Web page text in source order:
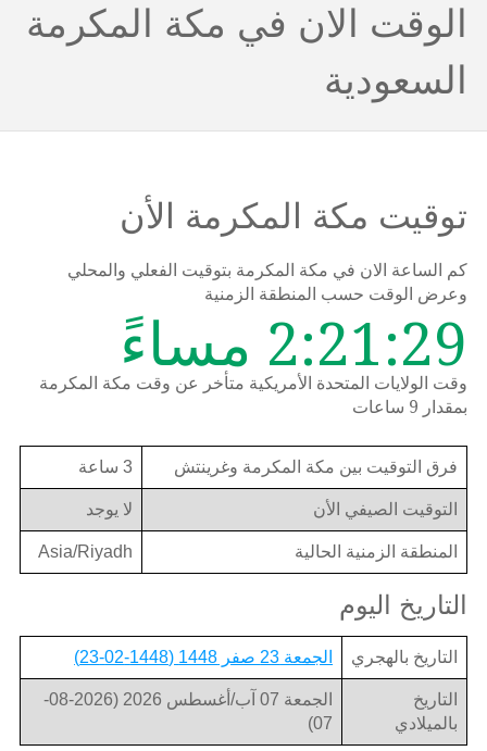
الوقت الان في مكة المكرمة
السعودية
توقيت مكة المكرمة الأن
كم الساعة الان في مكة المكرمة بتوقيت الفعلي والمحلي
وعرض الوقت حسب المنطقة الزمنية
2:21:29 مساءً
وقت الولايات المتحدة الأمريكية متأخر عن وقت مكة المكرمة
بمقدار 9 ساعات
فرق التوقيت بين مكة المكرمة وغرينتش 3 ساعة
التوقيت الصيفي الأن لا يوجد
المنطقة الزمنية الحالية Asia/Riyadh
التاريخ اليوم
التاريخ بالهجري الجمعة 23 صفر 1448 (1448-02-23)
التاريخ
بالميلادي
الجمعة 07 آب/أغسطس 2026 (2026-08-
07)